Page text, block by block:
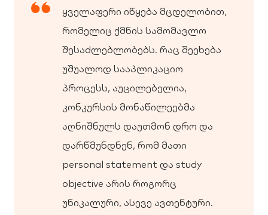
ყველაფერი იწყება მცდელობით,
რომელიც ქმნის სამომავლო
შესაძლებლობებს. რაც შეეხება
უშუალოდ სააპლიკაციო
პროცესს, აუცილებელია,
კონკურსის მონაწილეებმა
აღნიშნულს დაუთმონ დრო და
დარწმუნდნენ, რომ მათი
personal statement და study
objective არის როგორც
უნიკალური, ასევე ავთენტური.